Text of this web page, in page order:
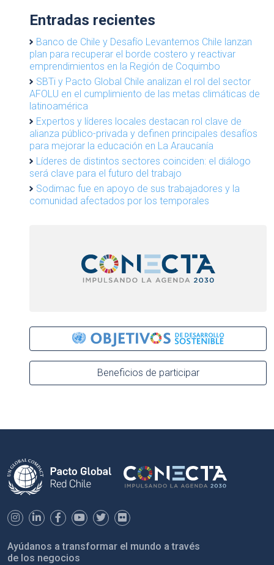
Entradas recientes
Banco de Chile y Desafío Levantemos Chile lanzan
plan para recuperar el borde costero y reactivar
emprendimientos en la Región de Coquimbo
SBTi y Pacto Global Chile analizan el rol del sector
AFOLU en el cumplimiento de las metas climáticas de
latinoamérica
Expertos y líderes locales destacan rol clave de
alianza público-privada y definen principales desafíos
para mejorar la educación en La Araucanía
Líderes de distintos sectores coinciden: el diálogo
será clave para el futuro del trabajo
Sodimac fue en apoyo de sus trabajadores y la
comunidad afectados por los temporales
Beneficios de participar
Ayúdanos a transformar el mundo a través
de los negocios